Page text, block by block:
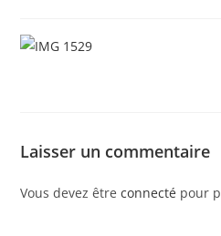
Laisser un commentaire
Vous devez êtreconnecté pour